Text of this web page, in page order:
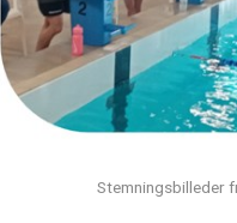
Stemningsbilleder